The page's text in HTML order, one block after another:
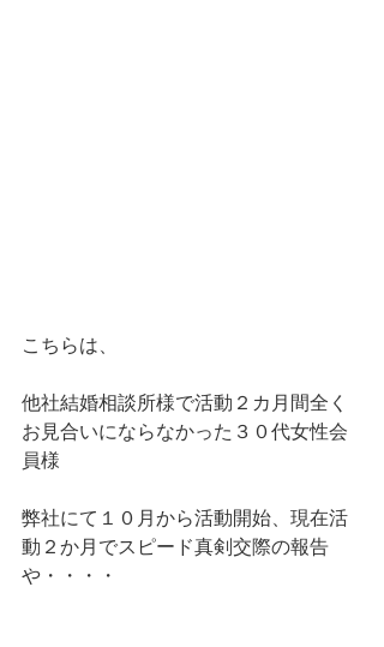
こちらは、
他社結婚相談所様で活動２カ月間全く
お見合いにならなかった３０代女性会
員様
弊社にて１０月から活動開始、現在活
動２か月でスピード真剣交際の報告
や・・・・